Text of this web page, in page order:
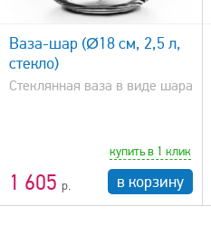
Ваза-шар (Ø18 см, 2,5 л,
стекло)
Стеклянная ваза в виде шара
1 605
купить в 1 клик
в корзину
быстрый просмотр